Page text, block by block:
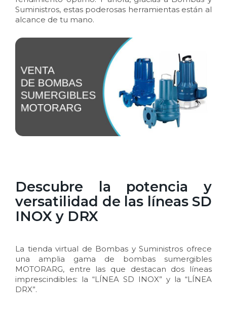
Suministros, estas poderosas herramientas están al
alcance de tu mano.
Descubre la potencia y
versatilidad de las líneas SD
INOX y DRX
La tienda virtual de Bombas y Suministros ofrece
una amplia gama de bombas sumergibles
MOTORARG, entre las que destacan dos líneas
imprescindibles: la “LÍNEA SD INOX” y la “LÍNEA
DRX”.